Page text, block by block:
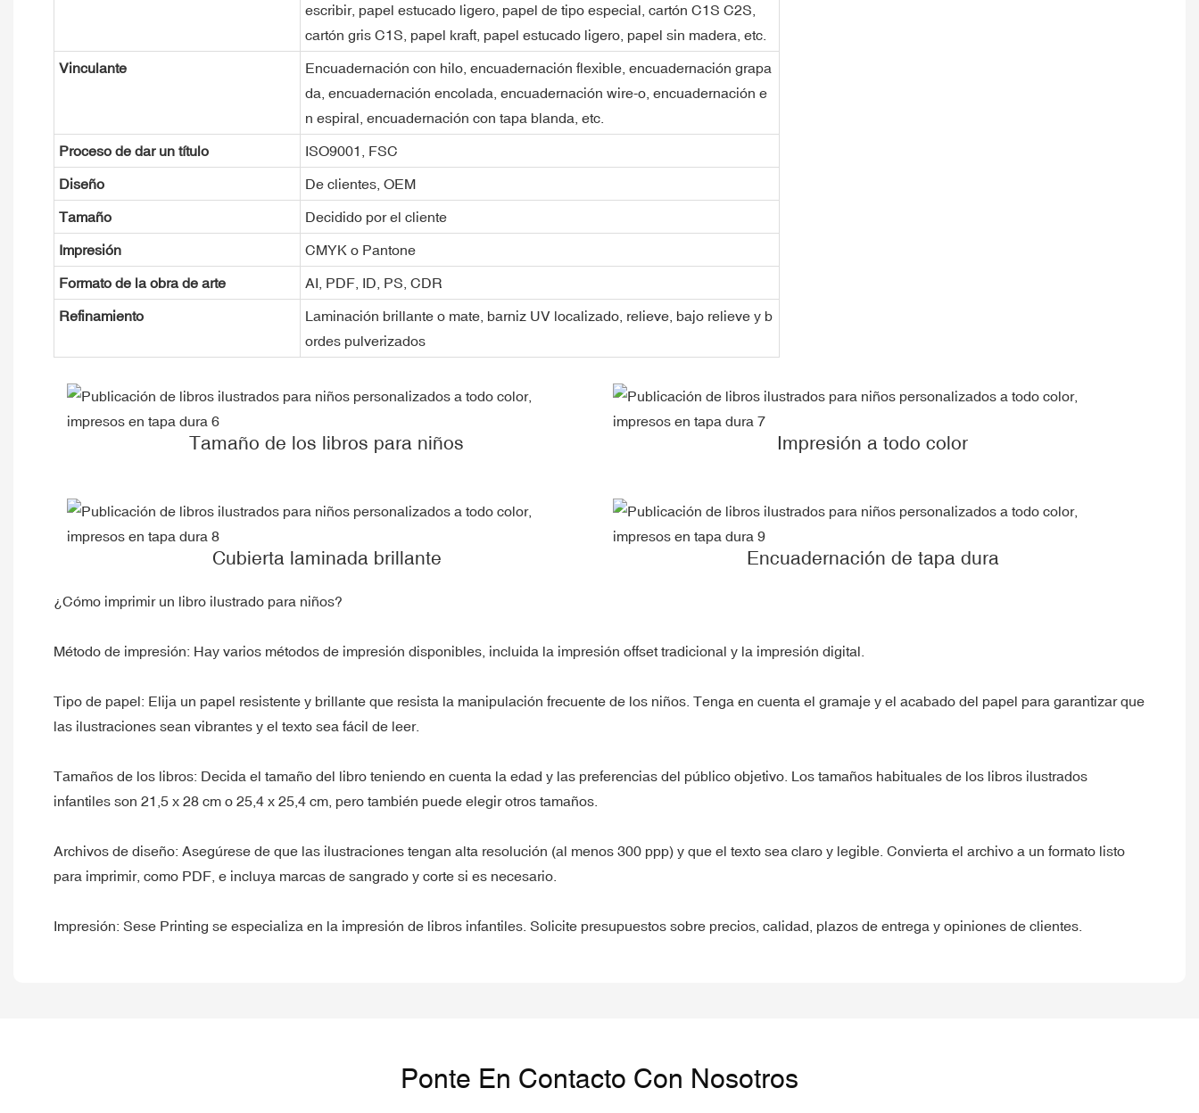
escribir, papel estucado ligero, papel de tipo especial, cartón C1S C2S,
cartón gris C1S, papel kraft, papel estucado ligero, papel sin madera, etc.
Vinculante
Encuadernación con hilo, encuadernación flexible, encuadernación grapa
da, encuadernación encolada, encuadernación wire-o, encuadernación e
n espiral, encuadernación con tapa blanda, etc.
Proceso de dar un título ISO9001, FSC
Diseño De clientes, OEM
Tamaño Decidido por el cliente
Impresión CMYK o Pantone
Formato de la obra de arte AI, PDF, ID, PS, CDR
Refinamiento
Laminación brillante o mate, barniz UV localizado, relieve, bajo relieve y b
ordes pulverizados
Tamaño de los libros para niños Impresión a todo color
Cubierta laminada brillante Encuadernación de tapa dura
¿Cómo imprimir un libro ilustrado para niños?
Método de impresión: Hay varios métodos de impresión disponibles, incluida la impresión offset tradicional y la impresión digital.
Tipo de papel: Elija un papel resistente y brillante que resista la manipulación frecuente de los niños. Tenga en cuenta el gramaje y el acabado del papel para garantizar que
las ilustraciones sean vibrantes y el texto sea fácil de leer.
Tamaños de los libros: Decida el tamaño del libro teniendo en cuenta la edad y las preferencias del público objetivo. Los tamaños habituales de los libros ilustrados
infantiles son 21,5 x 28 cm o 25,4 x 25,4 cm, pero también puede elegir otros tamaños.
Archivos de diseño: Asegúrese de que las ilustraciones tengan alta resolución (al menos 300 ppp) y que el texto sea claro y legible. Convierta el archivo a un formato listo
para imprimir, como PDF, e incluya marcas de sangrado y corte si es necesario.
Impresión: Sese Printing se especializa en la impresión de libros infantiles. Solicite presupuestos sobre precios, calidad, plazos de entrega y opiniones de clientes.
Ponte En Contacto Con Nosotros